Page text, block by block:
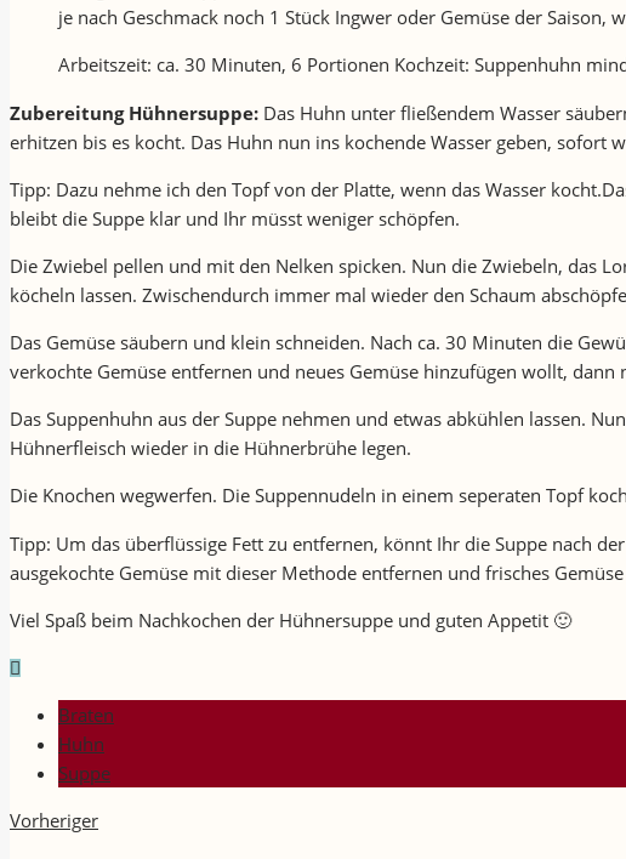
je nach Geschmack noch 1 Stück Ingwer oder Gemüse der Saison,
Arbeitszeit: ca. 30 Minuten, 6 Portionen Kochzeit: Suppenhuhn
Zubereitung Hühnersuppe: Das Huhn unter fließendem Wasser
erhitzen bis es kocht. Das Huhn nun ins kochende Wasser geben, sofort
Tipp: Dazu nehme ich den Topf von der Platte, wenn das Wasser
bleibt die Suppe klar und Ihr müsst weniger schöpfen.
Die Zwiebel pellen und mit den Nelken spicken. Nun die Zwiebeln, das
köcheln lassen. Zwischendurch immer mal wieder den Schaum
Das Gemüse säubern und klein schneiden. Nach ca. 30 Minuten die
verkochte Gemüse entfernen und neues Gemüse hinzufügen wollt,
Das Suppenhuhn aus der Suppe nehmen und etwas abkühlen lassen.
Hühnerfleisch wieder in die Hühnerbrühe legen.
Die Knochen wegwerfen. Die Suppennudeln in einem seperaten Topf
Tipp: Um das überflüssige Fett zu entfernen, könnt Ihr die Suppe nach
ausgekochte Gemüse mit dieser Methode entfernen und frisches
Viel Spaß beim Nachkochen der Hühnersuppe und guten Appetit 🙂
Braten
Huhn
Suppe
Vorheriger